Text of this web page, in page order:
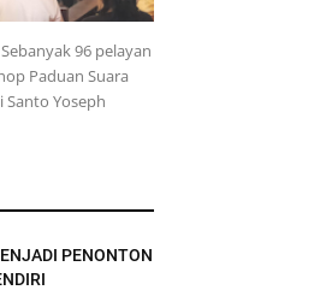
Sebanyak 96 pelayan
Paduan Suara
Yoseph
PENONTON